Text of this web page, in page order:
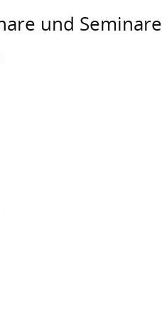
und Seminare